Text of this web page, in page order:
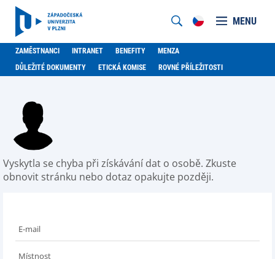
MENU
ZAMĚSTNANCI INTRANET BENEFITY
MENZA
DŮLEŽITÉ DOKUMENTY
ETICKÁ KOMISE ROVNÉ PŘÍLEŽITOSTI
Vyskytla se chyba při získávání dat o osobě. Zkuste
obnovit stránku nebo dotaz opakujte později.
E-mail
Místnost